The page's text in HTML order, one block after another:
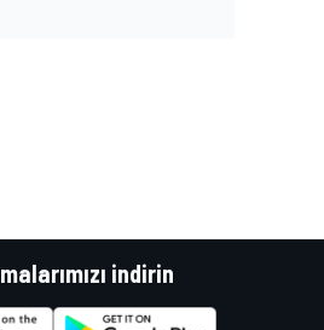
indirin